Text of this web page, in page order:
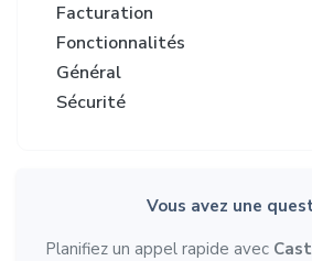
Facturation
Fonctionnalités
Général
Sécurité
Vous avez une
Planifiez un appel rapide avec